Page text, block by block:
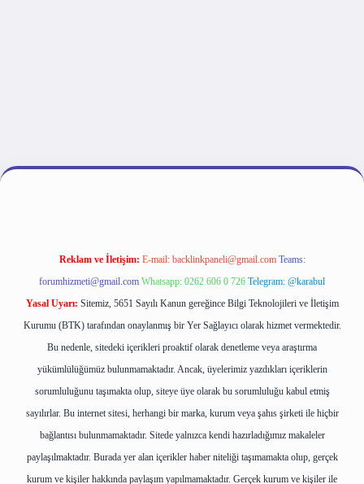
Reklam ve İletişim: E-mail: backlinkpaneli@gmail.com Teams:
forumhizmeti@gmail.com Whatsapp: 0262 606 0 726 Telegram: @karabul
Yasal Uyarı: Sitemiz, 5651 Sayılı Kanun gereğince Bilgi Teknolojileri ve İletişim
Kurumu (BTK) tarafından onaylanmış bir Yer Sağlayıcı olarak hizmet vermektedir.
Bu nedenle, sitedeki içerikleri proaktif olarak denetleme veya araştırma
yükümlülüğümüz bulunmamaktadır. Ancak, üyelerimiz yazdıkları içeriklerin
sorumluluğunu taşımakta olup, siteye üye olarak bu sorumluluğu kabul etmiş
sayılırlar. Bu internet sitesi, herhangi bir marka, kurum veya şahıs şirketi ile hiçbir
bağlantısı bulunmamaktadır. Sitede yalnızca kendi hazırladığımız makaleler
paylaşılmaktadır. Burada yer alan içerikler haber niteliği taşımamakta olup, gerçek
kurum ve kişiler hakkında paylaşım yapılmamaktadır. Gerçek kurum ve kişiler ile